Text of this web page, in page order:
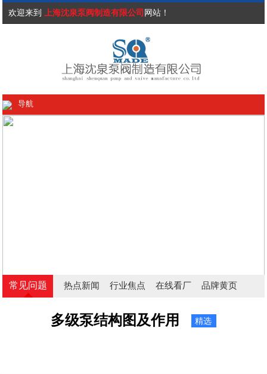
欢迎来到 上海沈泉泵阀制造有限公司 网站！
导航
常见问题 热点新闻 行业焦点 在线看厂 品牌黄页
多级泵结构图及作用 精选